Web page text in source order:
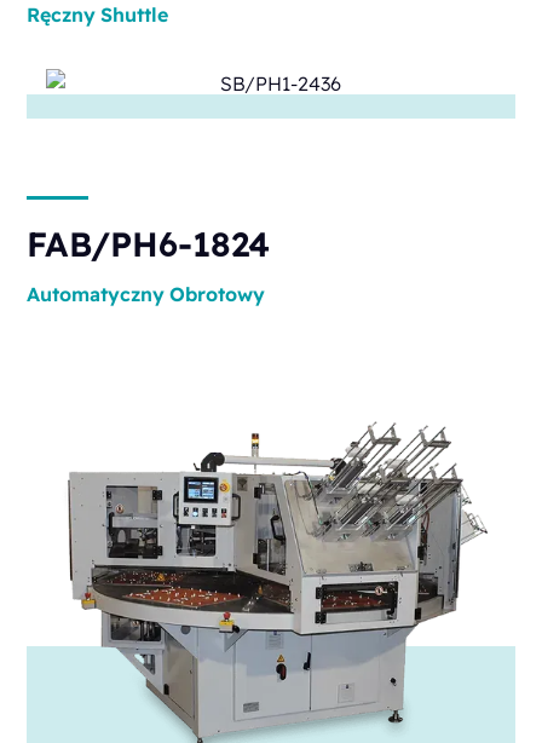
Ręczny Shuttle
FAB/PH6-1824
Automatyczny Obrotowy